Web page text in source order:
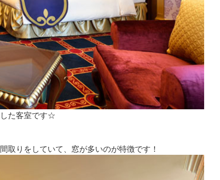
た客室です☆
取りをしていて、窓が多いのが特徴です！